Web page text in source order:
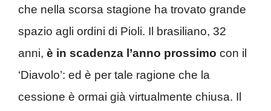
che nella scorsa stagione ha trovato grande
spazio agli ordini di Pioli. Il brasiliano, 32
anni, è in scadenza l’anno prossimo con il
‘Diavolo’: ed è per tale ragione che la
cessione è ormai già virtualmente chiusa. Il